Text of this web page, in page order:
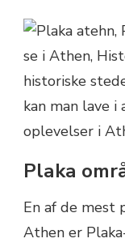
Plaka
En af de
Athen er